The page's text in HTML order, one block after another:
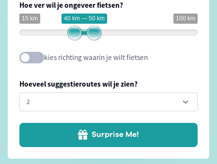
Hoe ver wil je ongeveer fietsen?
15 km 100 km
40 km — 50 km
kies richting waarin je wilt fietsen
Hoeveel suggestieroutes wil je zien?
Surprise Me!